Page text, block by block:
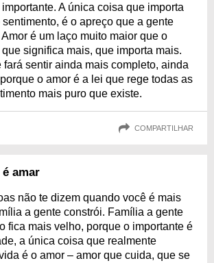
A única coisa que importa
é o apreço que a gente
é um laço muito maior que o
significa mais, que importa mais.
fará sentir ainda mais completo, ainda
o amor é a lei que rege todas as
mais puro que existe.
COMPARTILHAR
amar
não te dizem quando você é mais
a gente constrói. Família a gente
fica mais velho, porque o importante é
a única coisa que realmente
é o amor – amor que cuida, que se